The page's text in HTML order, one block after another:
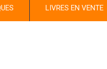
LIVRES EN VENTE